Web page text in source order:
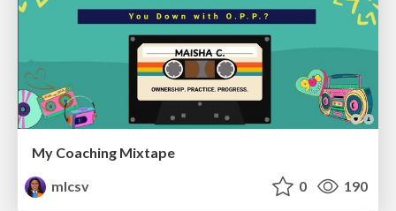
My Coaching Mixtape
mlcsv
0 190